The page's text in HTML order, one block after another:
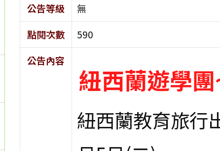
公告等級
無
點閱次數
590
公告內容
紐西蘭遊學
紐西蘭教育旅行